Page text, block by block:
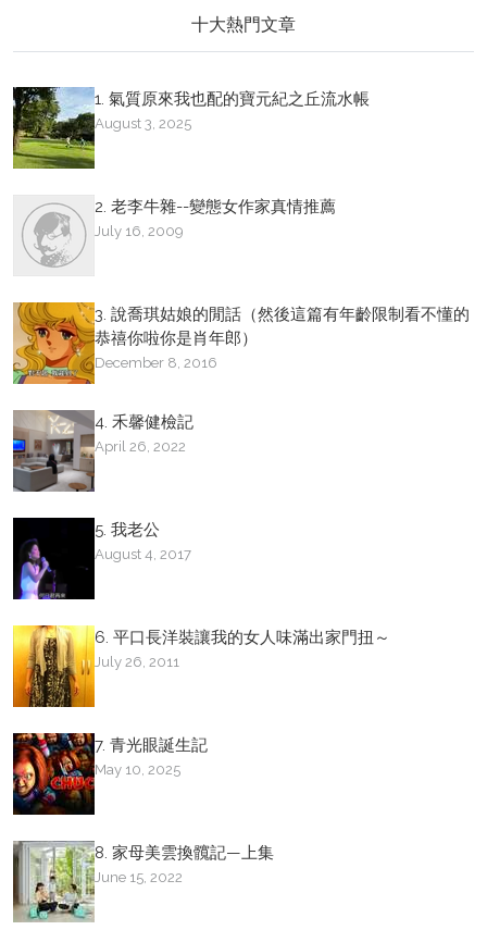
十大熱門文章
1. 氣質原來我也配的寶元紀之丘流水帳
August 3, 2025
2. 老李牛雜--變態女作家真情推薦
July 16, 2009
3. 說喬琪姑娘的閒話（然後這篇有年齡限制看不懂的
恭禧你啦你是肖年郎）
December 8, 2016
4. 禾馨健檢記
April 26, 2022
5. 我老公
August 4, 2017
6. 平口長洋裝讓我的女人味滿出家門扭～
July 26, 2011
7. 青光眼誕生記
May 10, 2025
8. 家母美雲換髖記—上集
June 15, 2022